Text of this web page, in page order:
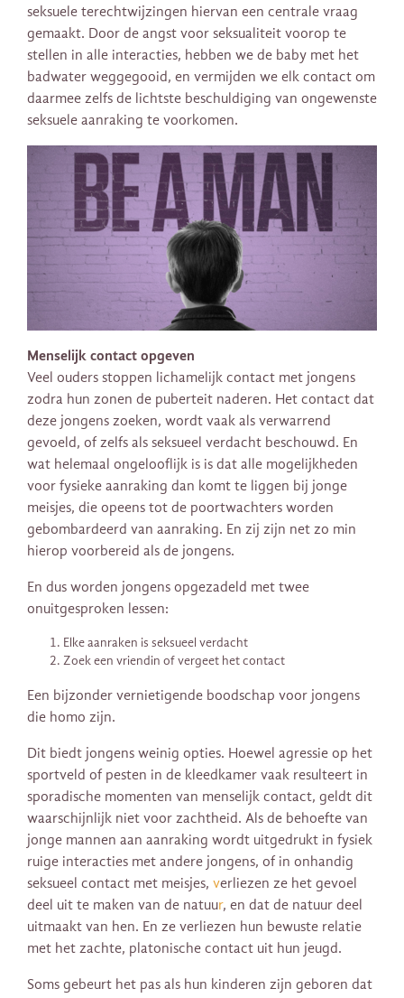
seksuele terechtwijzingen hiervan een centrale vraag
gemaakt. Door de angst voor seksualiteit voorop te
stellen in alle interacties, hebben we de baby met het
badwater weggegooid, en vermijden we elk contact om
daarmee zelfs de lichtste beschuldiging van ongewenste
seksuele aanraking te voorkomen.
Menselijk contact opgeven
Veel ouders stoppen lichamelijk contact met jongens
zodra hun zonen de puberteit naderen. Het contact dat
deze jongens zoeken, wordt vaak als verwarrend
gevoeld, of zelfs als seksueel verdacht beschouwd. En
wat helemaal ongelooflijk is is dat alle mogelijkheden
voor fysieke aanraking dan komt te liggen bij jonge
meisjes, die opeens tot de poortwachters worden
gebombardeerd van aanraking. En zij zijn net zo min
hierop voorbereid als de jongens.
En dus worden jongens opgezadeld met twee
onuitgesproken lessen:
Elke aanraken is seksueel verdacht
Zoek een vriendin of vergeet het contact
Een bijzonder vernietigende boodschap voor jongens
die homo zijn.
Dit biedt jongens weinig opties. Hoewel agressie op het
sportveld of pesten in de kleedkamer vaak resulteert in
sporadische momenten van menselijk contact, geldt dit
waarschijnlijk niet voor zachtheid. Als de behoefte van
jonge mannen aan aanraking wordt uitgedrukt in fysiek
ruige interacties met andere jongens, of in onhandig
seksueel contact met meisjes, verliezen ze het gevoel
deel uit te maken van de natuur, en dat de natuur deel
uitmaakt van hen. En ze verliezen hun bewuste relatie
met het zachte, platonische contact uit hun jeugd.
Soms gebeurt het pas als hun kinderen zijn geboren dat